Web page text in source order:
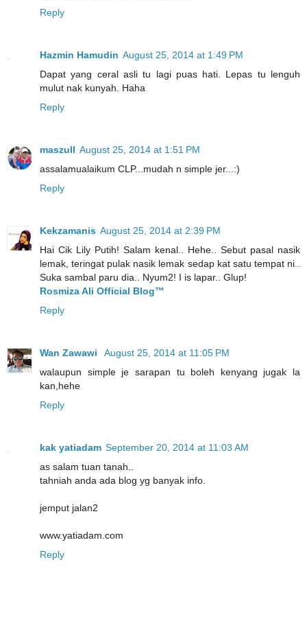
Reply
Hazmin Hamudin August 25, 2014 at 1:49 PM
Dapat yang ceral asli tu lagi puas hati. Lepas tu lenguh
mulut nak kunyah. Haha
Reply
maszull August 25, 2014 at 1:51 PM
assalamualaikum CLP...mudah n simple jer...:)
Reply
Kekzamanis August 25, 2014 at 2:39 PM
Hai Cik Lily Putih! Salam kenal.. Hehe.. Sebut pasal nasik
lemak, teringat pulak nasik lemak sedap kat satu tempat ni..
Suka sambal paru dia.. Nyum2! I is lapar.. Glup!
Rosmiza Ali Official Blog™
Reply
Wan Zawawi
August 25, 2014 at 11:05 PM
walaupun simple je sarapan tu boleh kenyang jugak la
kan,hehe
Reply
kak yatiadam September 20, 2014 at 11:03 AM
as salam tuan tanah..
tahniah anda ada blog yg banyak info.
jemput jalan2
www.yatiadam.com
Reply